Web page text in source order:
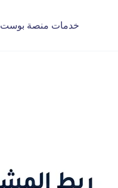
خدمات منصة بوست